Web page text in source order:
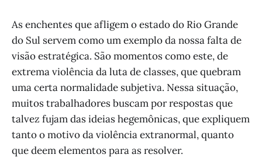
As enchentes que afligem o estado do Rio Grande
do Sul servem como um exemplo da nossa falta de
visão estratégica. São momentos como este, de
extrema violência da luta de classes, que quebram
uma certa normalidade subjetiva. Nessa situação,
muitos trabalhadores buscam por respostas que
talvez fujam das ideias hegemônicas, que expliquem
tanto o motivo da violência extranormal, quanto
que deem elementos para as resolver.